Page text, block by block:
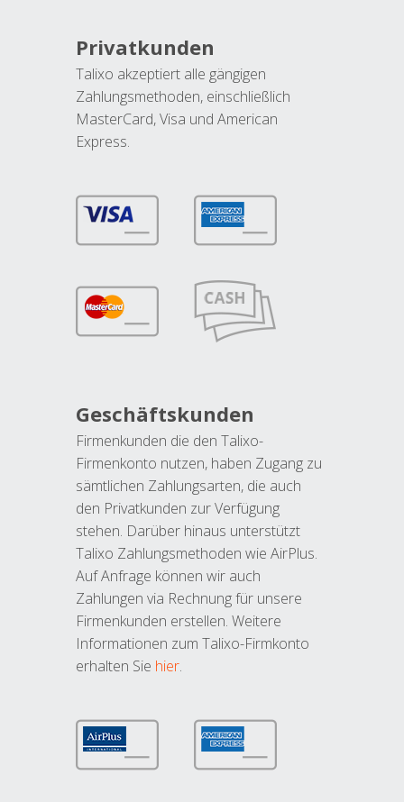
Privatkunden
Talixo akzeptiert alle gängigen
Zahlungsmethoden, einschließlich
MasterCard, Visa und American
Express.
Geschäftskunden
Firmenkunden die den Talixo-
Firmenkonto nutzen, haben Zugang zu
sämtlichen Zahlungsarten, die auch
den Privatkunden zur Verfügung
stehen. Darüber hinaus unterstützt
Talixo Zahlungsmethoden wie AirPlus.
Auf Anfrage können wir auch
Zahlungen via Rechnung für unsere
Firmenkunden erstellen. Weitere
Informationen zum Talixo-Firmkonto
erhalten Sie hier.